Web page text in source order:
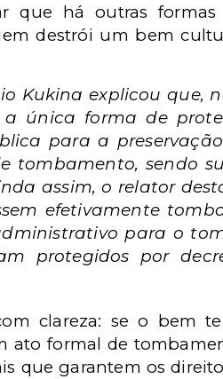
que há outras formas
destrói um bem
Kukina explicou que,
única forma de
para a
tombamento, sendo
assim, o relator
efetivamente
para o
protegidos por
clareza: se o bem
ato formal de
que garantem os